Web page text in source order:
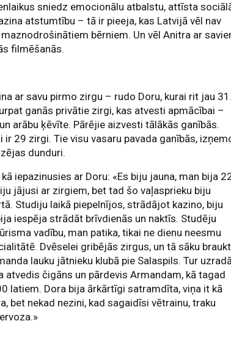
sniedz emocionālu atbalstu, attīsta
atstumtību – tā ir pieeja, kas Latvijā vēl nav
bērniem. Un vēl Anitra ar
filmēšanās.
ar savu pirmo zirgu – rudo Doru, kurai rit jau 31.
ganās privātie zirgi, kas atvesti apmācībai –
arābu ķēvīte. Pārējie aizvesti tālākās ganībās.
ir 29 zirgi. Tie visu vasaru pavada ganībās,
dunduri.
iepazinusies ar Doru: «Es biju jauna, man bija
jājusi ar zirgiem, bet tad šo vaļasprieku biju
Studiju laikā piepelnījos, strādājot kazino, biju
iespēja strādāt brīvdienās un naktīs. Studēju
vadību, man patika, tikai ne dienu neesmu
Dvēselei gribējās zirgus, un tā sāku braukt
lauku jātnieku klubā pie Salaspils. Tur
atvedis čigāns un pārdevis Armandam, kā tagad
latiem. Dora bija ārkārtīgi satramdīta, viņa it kā
bet nekad nezini, kad sagaidīsi vētrainu, traku